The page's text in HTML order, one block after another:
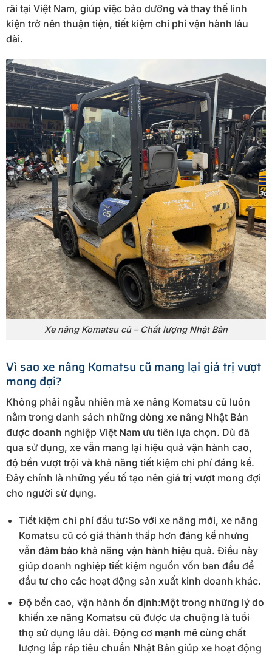
rãi tại Việt Nam, giúp việc bảo dưỡng và thay thế linh
kiện trở nên thuận tiện, tiết kiệm chi phí vận hành lâu
dài.
Xe nâng Komatsu cũ – Chất lượng Nhật Bản
Vì sao xe nâng Komatsu cũ mang lại giá trị vượt
mong đợi?
Không phải ngẫu nhiên mà xe nâng Komatsu cũ luôn
nằm trong danh sách những dòng xe nâng Nhật Bản
được doanh nghiệp Việt Nam ưu tiên lựa chọn. Dù đã
qua sử dụng, xe vẫn mang lại hiệu quả vận hành cao,
độ bền vượt trội và khả năng tiết kiệm chi phí đáng kể.
Đây chính là những yếu tố tạo nên giá trị vượt mong đợi
cho người sử dụng.
Tiết kiệm chi phí đầu tư:So với xe nâng mới, xe nâng
Komatsu cũ có giá thành thấp hơn đáng kể nhưng
vẫn đảm bảo khả năng vận hành hiệu quả. Điều này
giúp doanh nghiệp tiết kiệm nguồn vốn ban đầu để
đầu tư cho các hoạt động sản xuất kinh doanh khác.
Độ bền cao, vận hành ổn định:Một trong những lý do
khiến xe nâng Komatsu cũ được ưa chuộng là tuổi
thọ sử dụng lâu dài. Động cơ mạnh mẽ cùng chất
lượng lắp ráp tiêu chuẩn Nhật Bản giúp xe hoạt động